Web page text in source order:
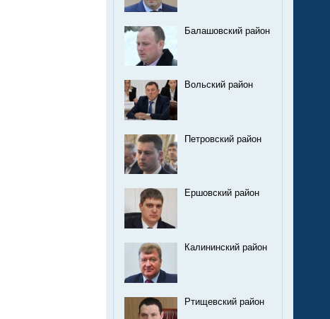
Балашовский район
Вольский район
Петровский район
Ершовский район
Калининский район
Ртищевский район